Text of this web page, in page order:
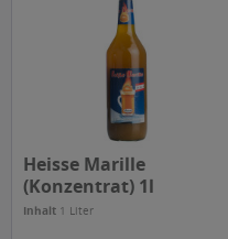
Heisse Marille
(Konzentrat) 1l
Inhalt 1 Liter